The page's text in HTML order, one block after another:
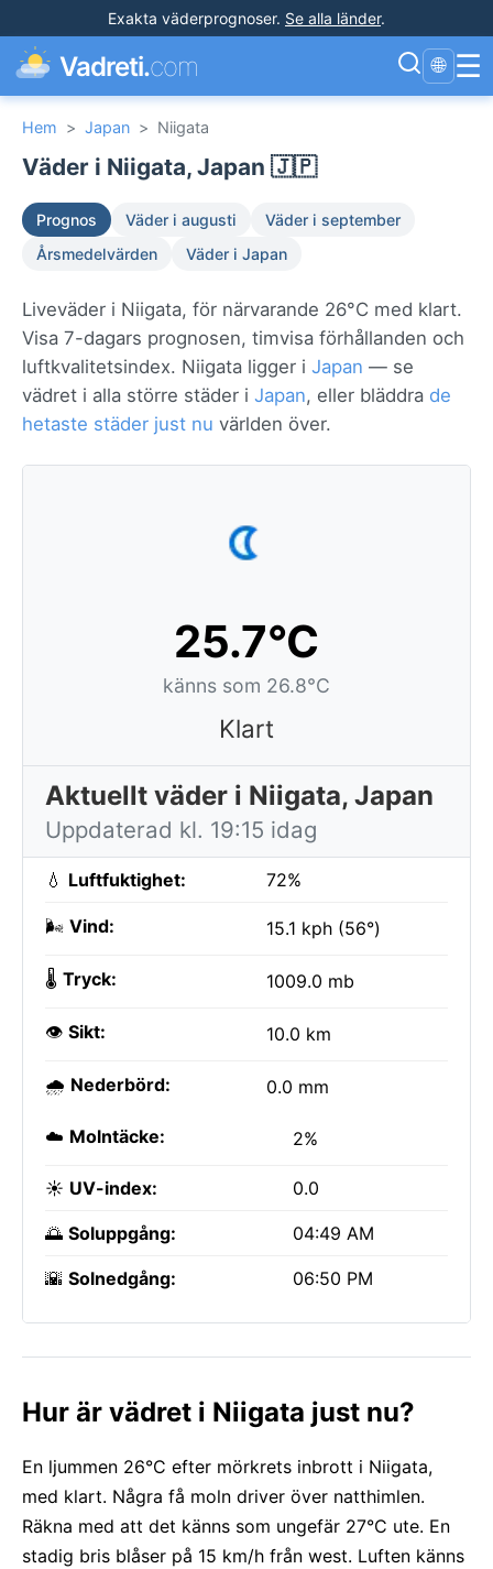
Exakta väderprognoser. Se alla länder.
Vadreti.com 🌐 ☰
Hem > Japan > Niigata
Väder i Niigata, Japan 🇯🇵
Prognos Väder i augusti
Väder i september
Årsmedelvärden
Väder i Japan
Liveväder i Niigata, för närvarande 26°C med klart.
Visa 7-dagars prognosen, timvisa förhållanden och
luftkvalitetsindex. Niigata ligger i Japan — se
vädret i alla större städer i Japan, eller bläddra de
hetaste städer just nu världen över.
25.7°C
känns som 26.8°C
Klart
Aktuellt väder i Niigata, Japan
Uppdaterad kl. 19:15 idag
💧 Luftfuktighet: 72%
🌬️ Vind: 15.1 kph (56°)
🌡️ Tryck: 1009.0 mb
👁️ Sikt: 10.0 km
🌧️ Nederbörd: 0.0 mm
☁️ Molntäcke: 2%
☀️ UV-index: 0.0
🌅 Soluppgång: 04:49 AM
🌇 Solnedgång: 06:50 PM
Hur är vädret i Niigata just nu?
En ljummen 26°C efter mörkrets inbrott i Niigata,
med klart. Några få moln driver över natthimlen.
Räkna med att det känns som ungefär 27°C ute. En
stadig bris blåser på 15 km/h från west. Luften känns